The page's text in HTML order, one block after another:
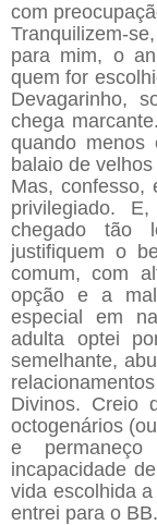
com
Tranquilizem-
para mim, o
quem for
Devagarinho,
chega
quando menos
balaio de
Mas, confesso,
privilegiado.
chegado tão
justifiquem o
comum, com
opção e a
especial em
adulta optei
semelhante,
Divinos. Creio
octogenários
e
incapacidade
vida escolhida
entrei para o BB.